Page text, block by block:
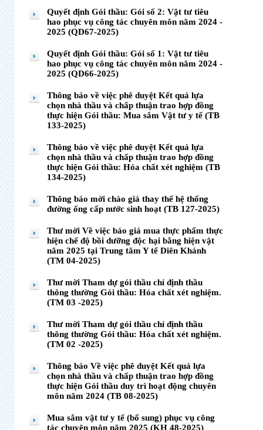
Quyết định Gói thầu: Gói số 2: Vật tư tiêu
hao phục vụ công tác chuyên môn năm 2024 -
2025 (QD67-2025)
Quyết định Gói thầu: Gói số 1: Vật tư tiêu
hao phục vụ công tác chuyên môn năm 2024 -
2025 (QD66-2025)
Thông báo về việc phê duyệt Kết quả lựa
chọn nhà thầu và chấp thuận trao hợp đồng
thực hiện Gói thầu: Mua sắm Vật tư y tế (TB
133-2025)
Thông báo về việc phê duyệt Kết quả lựa
chọn nhà thầu và chấp thuận trao hợp đồng
thực hiện Gói thầu: Hóa chất xét nghiệm (TB
134-2025)
Thông báo mời chào giá thay thế hệ thống
đường ống cấp nước sinh hoạt (TB 127-2025)
Thư mời Về việc báo giá mua thực phẩm thực
hiện chế độ bồi dưỡng độc hại bằng hiện vật
năm 2025 tại Trung tâm Y tế Diên Khánh
(TM 04-2025)
Thư mời Tham dự gói thầu chỉ định thầu
thông thường Gói thầu: Hóa chất xét nghiệm.
(TM 03 -2025)
Thư mời Tham dự gói thầu chỉ định thầu
thông thường Gói thầu: Hóa chất xét nghiệm.
(TM 02 -2025)
Thông báo Về việc phê duyệt Kết quả lựa
chọn nhà thầu và chấp thuận trao hợp đồng
thực hiện Gói thầu duy trì hoạt động chuyên
môn năm 2024 (TB 08-2025)
Mua sắm vật tư y tế (bổ sung) phục vụ công
tác chuyên môn năm 2025 (KH 48-2025)